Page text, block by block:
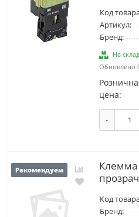
Код
Артикул:
Бренд:
На
Обновлено
цена:
-
Рекомендуем
Клемма
Код
Бренд: